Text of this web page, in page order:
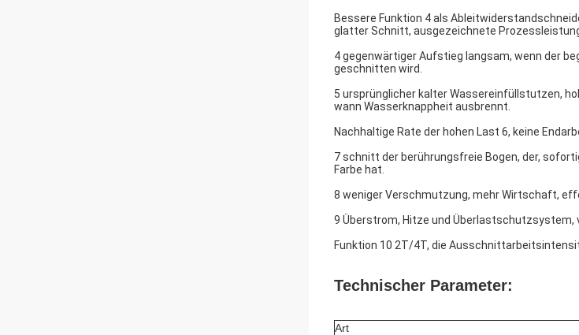
Bessere Funktion 4 als
glatter Schnitt, ausgezeichnete
4 gegenwärtiger Aufstieg langsam, wenn der
geschnitten wird.
5 ursprünglicher kalter Wassereinfüllstutzen,
wann Wasserknappheit ausbrennt.
Nachhaltige Rate der hohen Last 6, keine
7 schnitt der berührungsfreie Bogen, der,
Farbe hat.
8 weniger Verschmutzung, mehr Wirtschaft,
9 Überstrom, Hitze und
Funktion 10 2T/4T, die
Technischer Parameter:
Art